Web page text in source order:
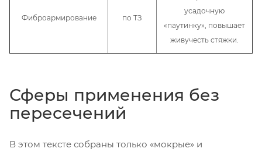
Фиброармирование по ТЗ
усадочную
«паутинку», повышает
живучесть стяжки.
Сферы применения без
пересечений
В этом тексте собраны только «мокрые» и